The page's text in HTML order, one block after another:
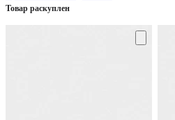
Товар раскуплен